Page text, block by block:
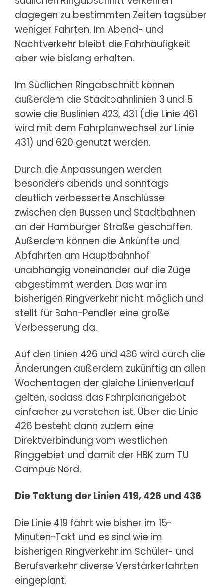
dagegen zu bestimmten Zeiten tagsüber
weniger Fahrten. Im Abend- und
Nachtverkehr bleibt die Fahrhäufigkeit
aber wie bislang erhalten.
Im Südlichen Ringabschnitt können
außerdem die Stadtbahnlinien 3 und 5
sowie die Buslinien 423, 431 (die Linie 461
wird mit dem Fahrplanwechsel zur Linie
431) und 620 genutzt werden.
Durch die Anpassungen werden
besonders abends und sonntags
deutlich verbesserte Anschlüsse
zwischen den Bussen und Stadtbahnen
an der Hamburger Straße geschaffen.
Außerdem können die Ankünfte und
Abfahrten am Hauptbahnhof
unabhängig voneinander auf die Züge
abgestimmt werden. Das war im
bisherigen Ringverkehr nicht möglich und
stellt für Bahn-Pendler eine große
Verbesserung da.
Auf den Linien 426 und 436 wird durch die
Änderungen außerdem zukünftig an allen
Wochentagen der gleiche Linienverlauf
gelten, sodass das Fahrplanangebot
einfacher zu verstehen ist. Über die Linie
426 besteht dann zudem eine
Direktverbindung vom westlichen
Ringgebiet und damit der HBK zum TU
Campus Nord.
Die Taktung der Linien 419, 426 und 436
Die Linie 419 fährt wie bisher im 15-
Minuten-Takt und es sind wie im
bisherigen Ringverkehr im Schüler- und
Berufsverkehr diverse Verstärkerfahrten
eingeplant.